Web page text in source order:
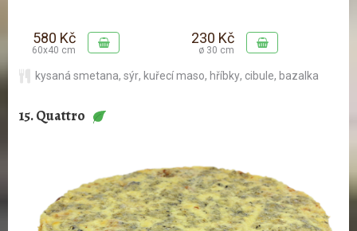
580 Kč
60x40 cm
230 Kč
ø 30 cm
kysaná smetana, sýr, kuřecí maso, hříbky, cibule, bazalka
15. Quattro